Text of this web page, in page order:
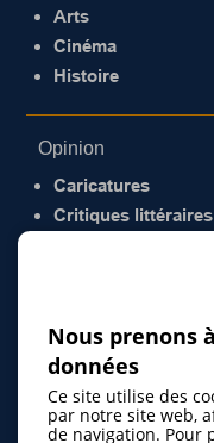
Arts
Cinéma
Histoire
Opinion
Caricatures
Critiques littéraires
Nous prenons
données
Ce site utilise des
par notre site web,
de navigation. Pour